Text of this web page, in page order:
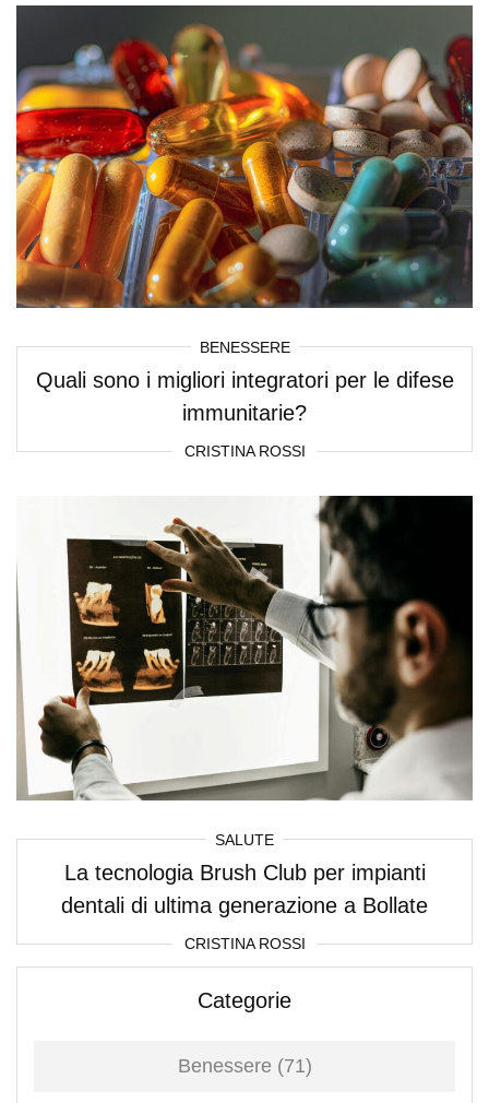
BENESSERE
Quali sono i migliori integratori per le difese
immunitarie?
CRISTINA ROSSI
SALUTE
La tecnologia Brush Club per impianti
dentali di ultima generazione a Bollate
CRISTINA ROSSI
Categorie
Benessere (71)